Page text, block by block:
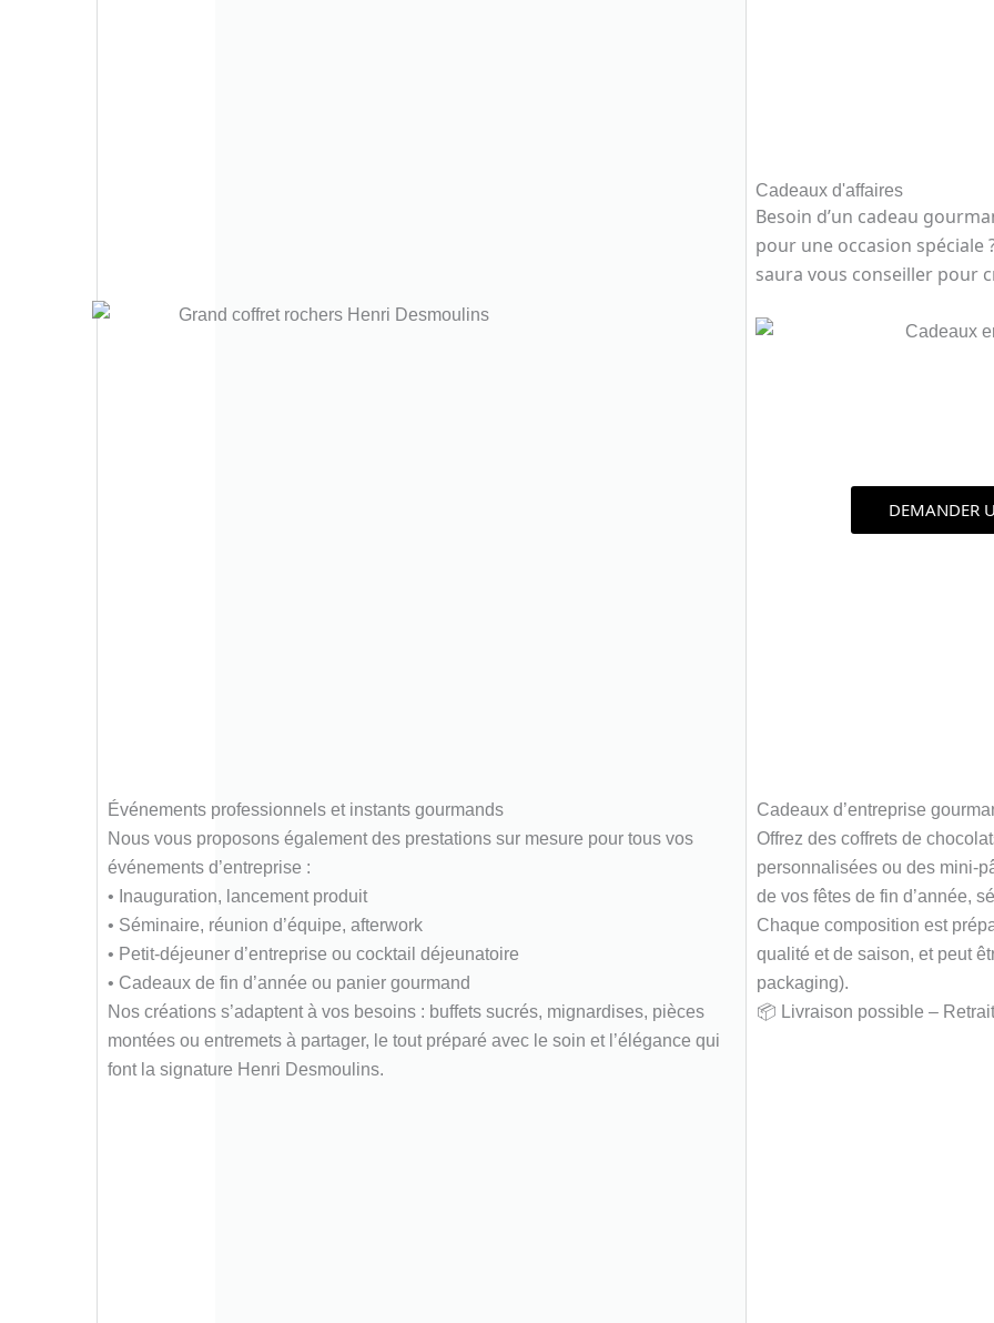
Cadeaux d'affaires
Besoin d’un cadeau
pour une occasion spéciale
saura vous conseiller pour
DEMANDER
Événements professionnels et instants gourmands
Nous vous proposons également des prestations sur mesure pour tous vos
événements d’entreprise :
• Inauguration, lancement produit
• Séminaire, réunion d’équipe, afterwork
• Petit-déjeuner d’entreprise ou cocktail déjeunatoire
• Cadeaux de fin d’année ou panier gourmand
Nos créations s’adaptent à vos besoins : buffets sucrés, mignardises, pièces
montées ou entremets à partager, le tout préparé avec le soin et l’élégance qui
font la signature Henri Desmoulins.
Cadeaux d’entreprise
Offrez des coffrets de
personnalisées ou des mini-
de vos fêtes de fin d’année,
Chaque composition est
qualité et de saison, et peut
packaging).
📦 Livraison possible –